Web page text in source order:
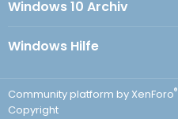
Windows 10 Archiv
Windows Hilfe
Community platform by XenForo®
Copyright